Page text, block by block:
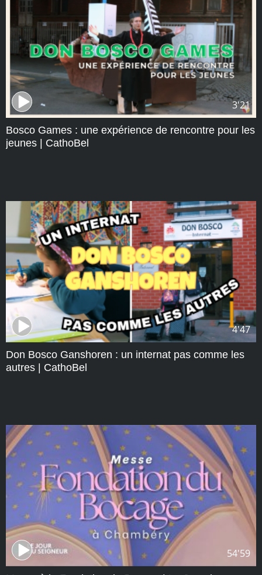
3'21
Bosco Games : une expérience de rencontre pour les
jeunes | CathoBel
4'47
Don Bosco Ganshoren : un internat pas comme les
autres | CathoBel
54'59